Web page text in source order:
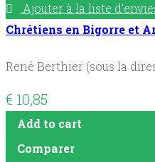
Ajouter à la liste
Chrétiens en Bigorre et
René Berthier (sous la
€ 10,85
Add to cart
Comparer